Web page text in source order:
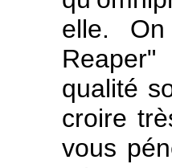
elle.
qualité
croire
vous